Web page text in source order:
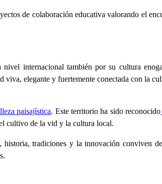
de colaboración educativa valorando el
internacional también por su cultura
elegante y fuertemente conectada con la
paisajística. Este territorio ha sido reconocido
cultivo de la vid y la cultura local.
historia, tradiciones y la innovación conviven